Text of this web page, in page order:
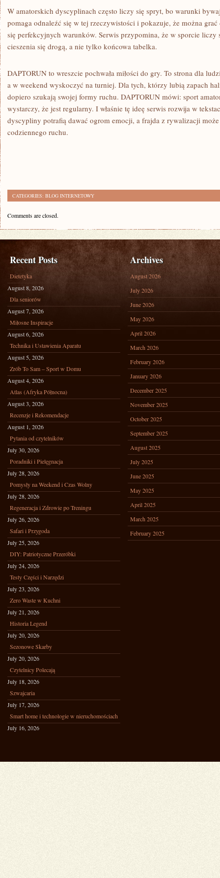
W amatorskich dyscyplinach często liczy się spryt, bo warunki
pomaga odnaleźć się w tej rzeczywistości i pokazuje, że można
się perfekcyjnych warunków. Serwis przypomina, że w sporcie liczy
cieszenia się drogą, a nie tylko końcowa tabelka.
DAPTORUN to wreszcie pochwała miłości do gry. To strona dla
a w weekend wyskoczyć na turniej. Dla tych, którzy lubią zapach
dopiero szukają swojej formy ruchu. DAPTORUN mówi: sport
wystarczy, że jest regularny. I właśnie tę ideę serwis rozwija w
dyscypliny potrafią dawać ogrom emocji, a frajda z rywalizacji
codziennego ruchu.
CATEGORIES: BLOG INTERNETOWY
Comments are closed.
Recent Posts
Dietetyka
August 8, 2026
Dla seniorów
August 7, 2026
Miłosne Inspiracje
August 6, 2026
Technika i Ustawienia Aparatu
August 5, 2026
Zrób To Sam – Sport w Domu
August 4, 2026
Atlas (Afryka Północna)
August 3, 2026
Recenzje i Rekomendacje
August 1, 2026
Pytania od czytelników
July 30, 2026
Poradniki i Pielęgnacja
July 28, 2026
Pomysły na Weekend i Czas Wolny
July 28, 2026
Regeneracja i Zdrowie po Treningu
July 26, 2026
Safari i Przygoda
July 25, 2026
DIY: Patriotyczne Przeróbki
July 24, 2026
Testy Części i Narzędzi
July 23, 2026
Zero Waste w Kuchni
July 21, 2026
Historia Legend
July 20, 2026
Sezonowe Skarby
July 20, 2026
Czytelnicy Polecają
July 18, 2026
Szwajcaria
July 17, 2026
Smart home i technologie w nieruchomościach
July 16, 2026
Archives
August 2026
July 2026
June 2026
May 2026
April 2026
March 2026
February 2026
January 2026
December 2025
November 2025
October 2025
September 2025
August 2025
July 2025
June 2025
May 2025
April 2025
March 2025
February 2025